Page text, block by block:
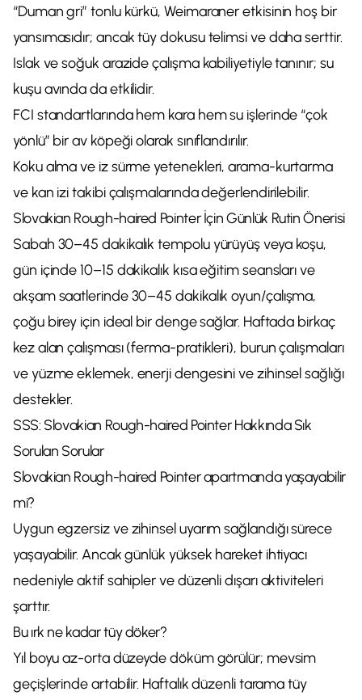
“Duman gri” tonlu kürkü, Weimaraner etkisinin hoş bir
yansımasıdır; ancak tüy dokusu telimsi ve daha serttir.
Islak ve soğuk arazide çalışma kabiliyetiyle tanınır; su
kuşu avında da etkilidir.
FCI standartlarında hem kara hem su işlerinde “çok
yönlü” bir av köpeği olarak sınıflandırılır.
Koku alma ve iz sürme yetenekleri, arama-kurtarma
ve kan izi takibi çalışmalarında değerlendirilebilir.
Slovakian Rough-haired Pointer İçin Günlük Rutin Önerisi
Sabah 30–45 dakikalık tempolu yürüyüş veya koşu,
gün içinde 10–15 dakikalık kısa eğitim seansları ve
akşam saatlerinde 30–45 dakikalık oyun/çalışma,
çoğu birey için ideal bir denge sağlar. Haftada birkaç
kez alan çalışması (ferma-pratikleri), burun çalışmaları
ve yüzme eklemek, enerji dengesini ve zihinsel sağlığı
destekler.
SSS: Slovakian Rough-haired Pointer Hakkında Sık
Sorulan Sorular
Slovakian Rough-haired Pointer apartmanda yaşayabilir
mi?
Uygun egzersiz ve zihinsel uyarım sağlandığı sürece
yaşayabilir. Ancak günlük yüksek hareket ihtiyacı
nedeniyle aktif sahipler ve düzenli dışarı aktiviteleri
şarttır.
Bu ırk ne kadar tüy döker?
Yıl boyu az-orta düzeyde döküm görülür; mevsim
geçişlerinde artabilir. Haftalık düzenli tarama tüy